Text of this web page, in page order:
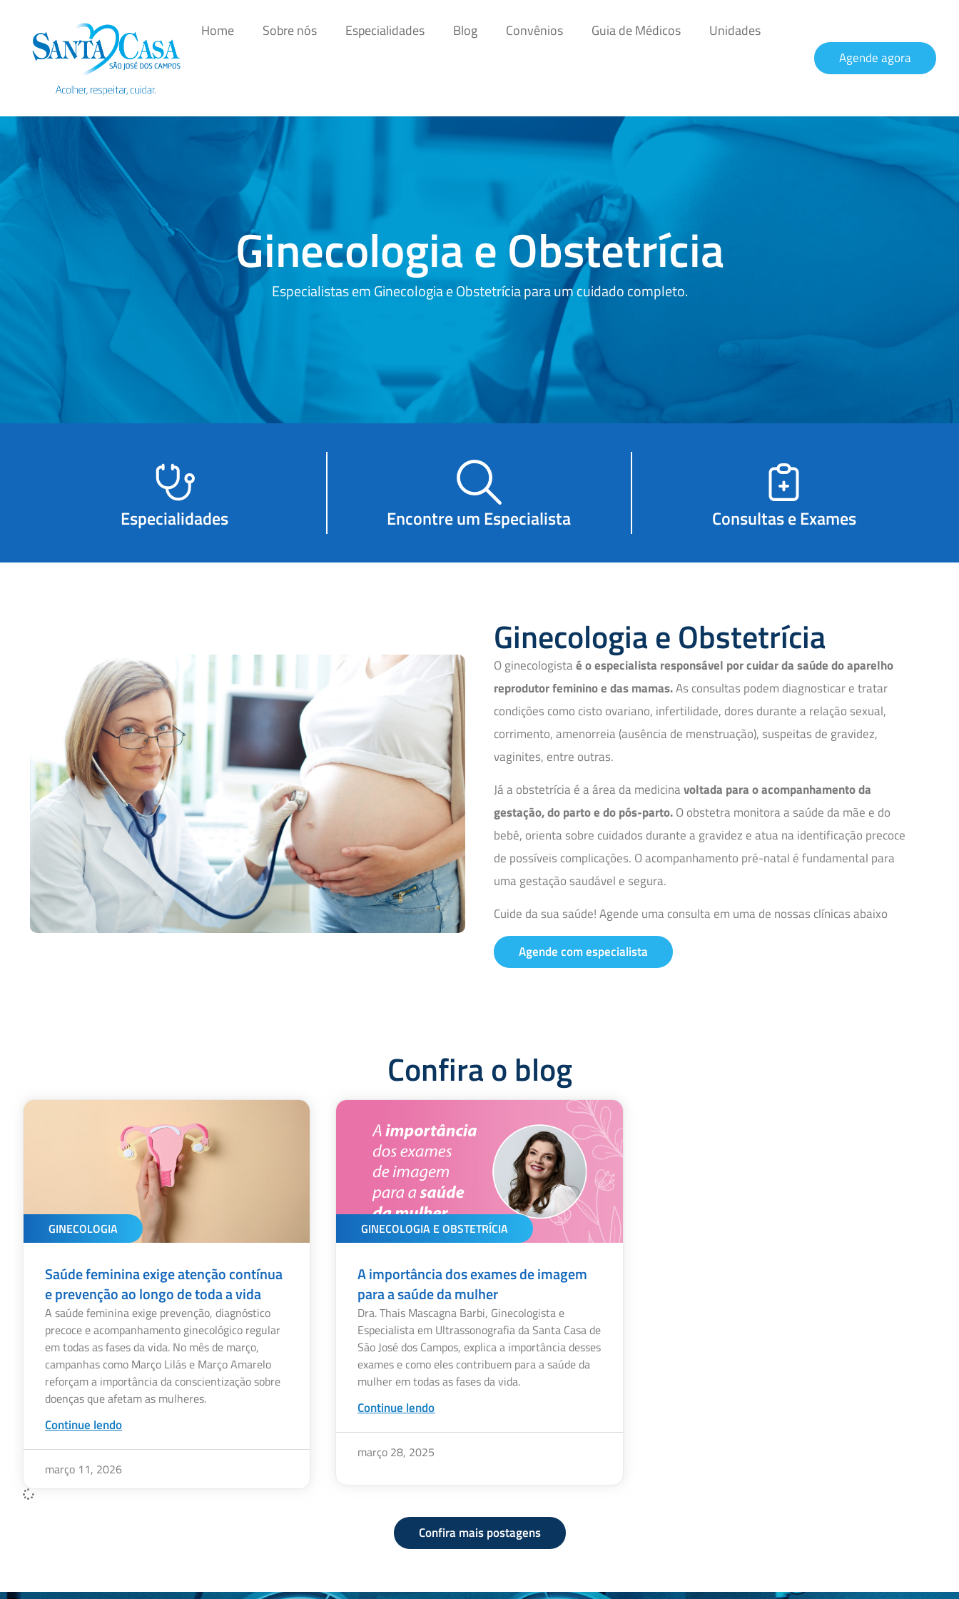
Home Sobre nós Especialidades Blog Convênios Guia de Médicos Unidades
Agende agora
Ginecologia e Obstetrícia
Especialistas em Ginecologia e Obstetrícia para um cuidado completo.
Especialidades Encontre um Especialista Consultas e Exames
Ginecologia e Obstetrícia
O ginecologistaé o especialista responsável por cuidar da saúde do aparelho
reprodutor feminino e das mamas.As consultas podem diagnosticar e tratar
condições como cisto ovariano, infertilidade, dores durante a relação sexual,
corrimento, amenorreia (ausência de menstruação), suspeitas de gravidez,
vaginites, entre outras.
Já a obstetrícia é a área da medicinavoltada para o acompanhamento da
gestação, do parto e do pós-parto.O obstetra monitora a saúde da mãe e do
bebê, orienta sobre cuidados durante a gravidez e atua na identificação precoce
de possíveis complicações. O acompanhamento pré-natal é fundamental para
uma gestação saudável e segura.
Cuide da sua saúde! Agende uma consulta em uma de nossas clínicas abaixo
Agende com especialista
Confira o blog
GINECOLOGIA
Saúde feminina exige atenção contínua
e prevenção ao longo de toda a vida
A saúde feminina exige prevenção, diagnóstico
precoce e acompanhamento ginecológico regular
em todas as fases da vida. No mês de março,
campanhas como Março Lilás e Março Amarelo
reforçam a importância da conscientização sobre
doenças que afetam as mulheres.
Continue lendo
março 11, 2026
GINECOLOGIA E OBSTETRÍCIA
A importância dos exames de imagem
para a saúde da mulher
Dra. Thais Mascagna Barbi, Ginecologista e
Especialista em Ultrassonografia da Santa Casa de
São José dos Campos, explica a importância desses
exames e como eles contribuem para a saúde da
mulher em todas as fases da vida.
Continue lendo
março 28, 2025
Confira mais postagens